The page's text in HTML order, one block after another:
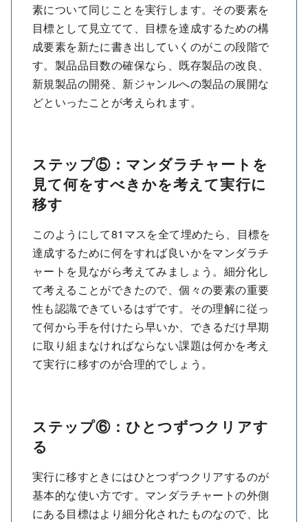
素について同じことを実行します。その要素を
目標として見立てて、目標を達成するための構
成要素を新たに書き出していくのがこの段階で
す。製品品目数の確保なら、既存製品の改良、
新規製品の開発、新ジャンルへの製品の展開な
どといったことが考えられます。
ステップ⑤：マンダラチャートを
見て何をすべきかを考えて実行に
移す
このようにして81マスを全て埋めたら、目標を
達成するために何をすれば良いかをマンダラチ
ャートを見ながら考えてみましょう。細分化し
て考えることができたので、個々の要素の重要
性も認識できているはずです。その理解に従っ
て何から手を付けたら早いか、できるだけ早期
に取り組まなければならない課題は何かを考え
て実行に移すのが合理的でしょう。
ステップ⑥：ひとつずつクリアす
る
実行に移すときにはひとつずつクリアするのが
基本的な使い方です。マンダラチャートの外側
にある目標はより細分化されたものなので、比